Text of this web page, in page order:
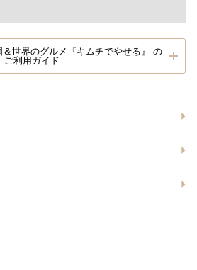
＆世界のグルメ『キムチでやせる』 の
ご利用ガイド